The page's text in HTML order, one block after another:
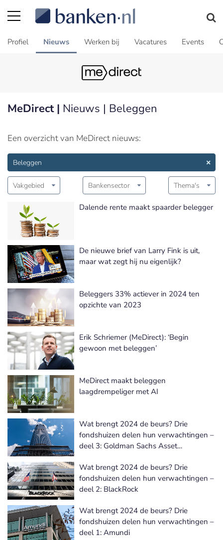
Profiel Nieuws Werken bij Vacatures Events
MeDirect | Nieuws | Beleggen
Een overzicht van MeDirect nieuws:
Beleggen
Vakgebied Bankensector Thema's
Dalende rente maakt spaarder belegger
De nieuwe brief van Larry Fink is uit,
maar wat zegt hij nu eigenlijk?
Beleggers 33% actiever in 2024 ten
opzichte van 2023
Erik Schriemer (MeDirect): ‘Begin
gewoon met beleggen’
MeDirect maakt beleggen
laagdrempeliger met AI
Wat brengt 2024 de beurs? Drie
fondshuizen delen hun verwachtingen –
deel 3: Goldman Sachs Asset
Wat brengt 2024 de beurs? Drie
fondshuizen delen hun verwachtingen –
deel 2: BlackRock
Wat brengt 2024 de beurs? Drie
fondshuizen delen hun verwachtingen –
deel 1: Amundi